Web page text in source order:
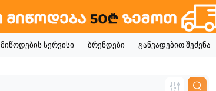
მიწოდების სერვისი ბრენდები განვადებით შეძენა